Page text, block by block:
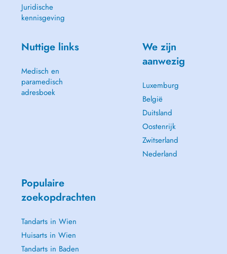
Juridische
kennisgeving
Nuttige links
Medisch en
paramedisch
adresboek
We zijn
aanwezig
Luxemburg
België
Duitsland
Oostenrijk
Zwitserland
Nederland
Populaire
zoekopdrachten
Tandarts in Wien
Huisarts in Wien
Tandarts in Baden